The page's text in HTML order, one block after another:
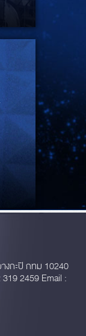
งกะปิ กทม 10240
2459 Email :